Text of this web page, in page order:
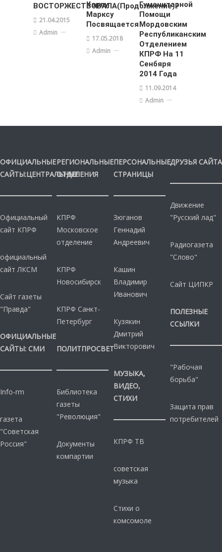
ВОСТОРЖЕСТВОВАЛА(продолжение)?
21.04.2015
Admin
Карлу
Марксу
Посвящается
17.05.2018
Admin
Гуманитарной
Помощи
Мордовским
Республиканским
Отделением
КПРФ На 11
Сенбяря
2014 Года
11.09.2014
Admin
ОФИЦИАЛЬНЫЕ
САЙТЫ:ЦЕНТРАЛЬНЫЕ
Официальный
сайт КПРФ
официальный
сайт ЛКСМ
Сайт газеты
"Правда"
ОФИЦИАЛЬНЫЕ
САЙТЫ: СМИ
Info-rm
газета
"Советская
Россия"
РЕГИОНАЛЬНЫЕ
ОТДЕЛЕНИЯ
КПРФ
Московское
отделение
КПРФ
Новосибирск
КПРФ Санкт-
Петербург
ПОЛИТПРОСВЕТ
Библиотека
газеты
"Революция"
Документы
компартии
ПЕРСОНАЛЬНЫЕ
СТРАНИЦЫ
Зюганов
Геннадий
Андреевич
Кашин
Владимир
Иванович
Кузякин
Дмитрий
Викторович
МУЗЫКА,
ВИДЕО,
СТИХИ
КПРФ ТВ
советская
музыка
Стихи о
комсомоле
ДРУЗЬЯ САЙТА
Движение
"Русский лад"
Радиогазета
"Слово"
Сайт ЦИПКР
ПОЛЕЗНЫЕ
ССЫЛКИ
"Рабочая
борьба"
Защита прав
потребителей